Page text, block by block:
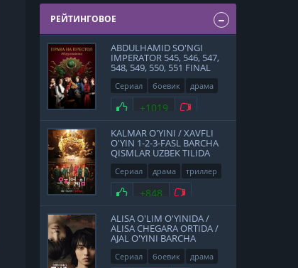
РЕЙТИНГОВОЕ
ABDULHAMID SO'NGI
IMPERATOR 545, 546, 547,
548, 549, 550, 551 FINAL
QISMLAR UZBEK TILIDA
Сериал боевик
драма
история
2017
Нравится
+1019 Не нравится
KALMAR O'YINI / XAVFLI
O'YIN 1-2-3-FASL BARCHA
QISMLAR UZBEK TILIDA
Сериал драма
триллер
2021
Нравится
+848 Не нравится
ALISA O'LIM O'YINIDA /
ALISA CHEGARA ORTIDA /
AJAL O'YINI BARCHA
QISMLAR UZBEK TILIDA
Сериал боевик
драма